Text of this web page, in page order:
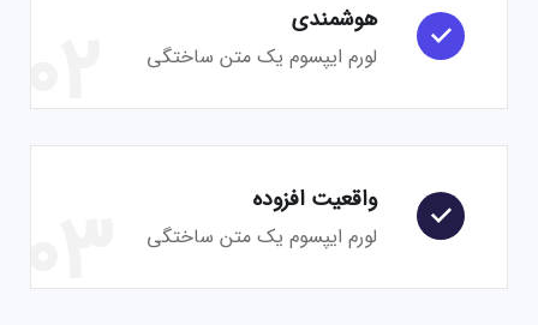
02 هوشمندی
لورم ایپسوم یک متن ساختگی
03 واقعیت افزوده
لورم ایپسوم یک متن ساختگی